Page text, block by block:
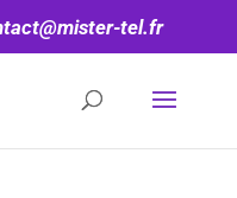
tel.fr